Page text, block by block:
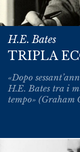
H.E. Bates
TRIPLA
«Dopo
H.E. Bates tra i
tempo» (Graham